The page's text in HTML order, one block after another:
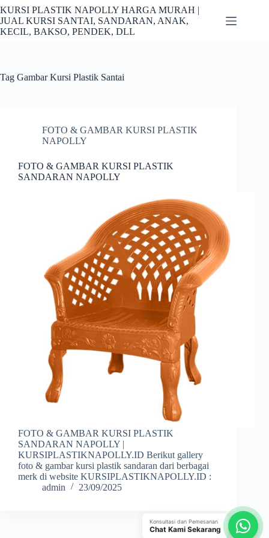
Skip
to
content
KURSI PLASTIK NAPOLLY HARGA MURAH |
JUAL KURSI SANTAI, SANDARAN, ANAK,
KECIL, BAKSO, PENDEK, DLL
Tag Gambar Kursi Plastik Santai
FOTO & GAMBAR KURSI PLASTIK
NAPOLLY
FOTO & GAMBAR KURSI PLASTIK
SANDARAN NAPOLLY
FOTO & GAMBAR KURSI PLASTIK
SANDARAN NAPOLLY |
KURSIPLASTIKNAPOLLY.ID Berikut gallery
foto & gambar kursi plastik sandaran dari berbagai
merk di website KURSIPLASTIKNAPOLLY.ID :
admin
23/09/2025
Konsultasi dan Pemesanan
Chat Kami Sekarang